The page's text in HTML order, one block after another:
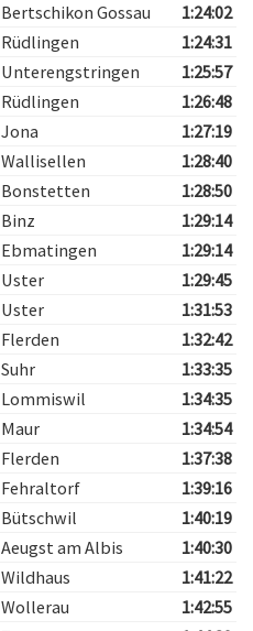
Bertschikon Gossau
1:24:02
Rüdlingen
1:24:31
Unterengstringen
1:25:57
Rüdlingen
1:26:48
Jona
1:27:19
Wallisellen
1:28:40
Bonstetten
1:28:50
Binz
1:29:14
Ebmatingen
1:29:14
Uster
1:29:45
Uster
1:31:53
Flerden
1:32:42
Suhr
1:33:35
Lommiswil
1:34:35
Maur
1:34:54
Flerden
1:37:38
Fehraltorf
1:39:16
Bütschwil
1:40:19
Aeugst am Albis
1:40:30
Wildhaus
1:41:22
Wollerau
1:42:55